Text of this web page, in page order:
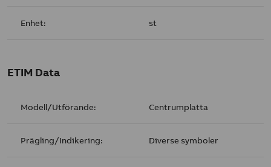
Enhet: st
ETIM Data
Modell/Utförande: Centrumplatta
Prägling/Indikering: Diverse symboler